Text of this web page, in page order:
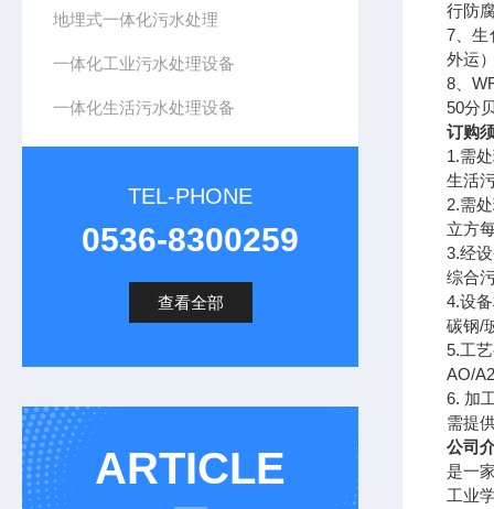
地埋式一体化污水处理
一体化工业污水处理设备
一体化生活污水处理设备
TEL-PHONE
0536-8300259
查看全部
ARTICLE
行防
7 、
外运
8 、
50分
订购
1.需
生活
2.需
立方
3.经
综合
4.设
碳钢/
5.工
AO/
6. 加
需提
公司
是一
工业